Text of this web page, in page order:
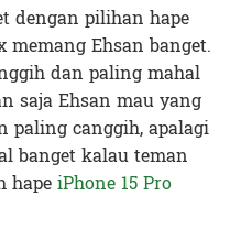
dengan pilihan hape
memang Ehsan banget.
dan paling mahal
saja Ehsan mau yang
paling canggih, apalagi
banget kalau teman
hapeiPhone 15 Pro